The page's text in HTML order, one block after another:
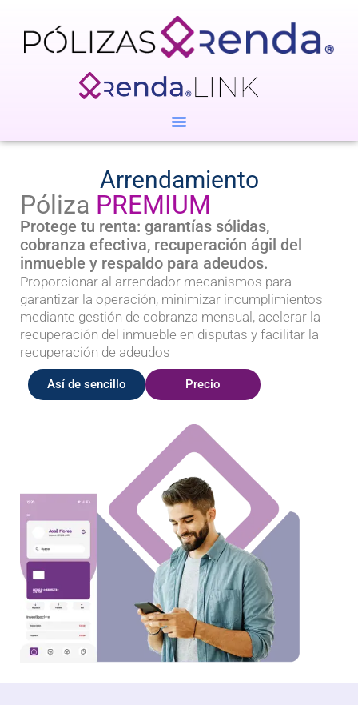
Arrendamiento
Póliza PREMIUM
Protege tu renta: garantías sólidas,
cobranza efectiva, recuperación ágil del
inmueble y respaldo para adeudos.
Proporcionar al arrendador mecanismos para
garantizar la operación, minimizar incumplimientos
mediante gestión de cobranza mensual, acelerar la
recuperación del inmueble en disputas y facilitar la
recuperación de adeudos
Así de sencillo Precio